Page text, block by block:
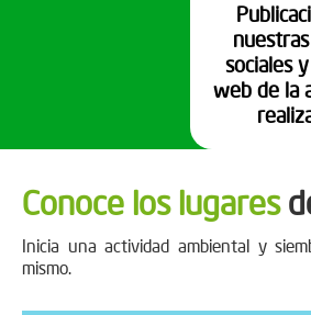
sociales
web de la
Conoce los lugares
Inicia una actividad ambiental y
mismo.